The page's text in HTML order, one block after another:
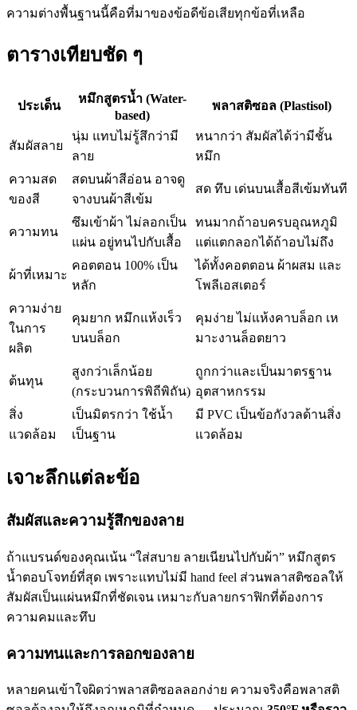
ความต่างพื้นฐานนี้คือที่มาของข้อดีข้อเสียทุกข้อที่เหลือ
ตารางเทียบชัด ๆ
ประเด็น
หมึกสูตรน้ำ (Water-
based)
พลาสติซอล (Plastisol)
สัมผัสลาย
นุ่ม แทบไม่รู้สึกว่ามี
ลาย
หนากว่า สัมผัสได้ว่ามีชั้น
หมึก
ความสด
ของสี
สดบนผ้าสีอ่อน อาจดู
จางบนผ้าสีเข้ม
สด ทึบ เด่นบนเสื้อสีเข้มทันที
ความทน
ซึมเข้าผ้า ไม่ลอกเป็น
แผ่น อยู่ทนไปกับเสื้อ
ทนมากถ้าอบครบอุณหภูมิ
แต่แตกลอกได้ถ้าอบไม่ถึง
ผ้าที่เหมาะ
คอตตอน 100% เป็น
หลัก
ได้ทั้งคอตตอน ผ้าผสม และ
โพลีเอสเตอร์
ความง่าย
ในการ
ผลิต
คุมยาก หมึกแห้งเร็ว
บนบล็อก
คุมง่าย ไม่แห้งคาบล็อก เห
มาะงานล็อตยาว
ต้นทุน
สูงกว่าเล็กน้อย
(กระบวนการพิถีพิถัน)
ถูกกว่าและเป็นมาตรฐาน
อุตสาหกรรม
สิ่ง
แวดล้อม
เป็นมิตรกว่า ใช้น้ำ
เป็นฐาน
มี PVC เป็นข้อกังวลด้านสิ่ง
แวดล้อม
เจาะลึกแต่ละข้อ
สัมผัสและความรู้สึกของลาย
ถ้าแบรนด์ของคุณเน้น “ใส่สบาย ลายเนียนไปกับผ้า” หมึกสูตร
น้ำตอบโจทย์ที่สุด เพราะแทบไม่มี hand feel ส่วนพลาสติซอลให้
สัมผัสเป็นแผ่นหมึกที่ชัดเจน เหมาะกับลายกราฟิกที่ต้องการ
ความคมและทึบ
ความทนและการลอกของลาย
หลายคนเข้าใจผิดว่าพลาสติซอลลอกง่าย ความจริงคือพลาสติ